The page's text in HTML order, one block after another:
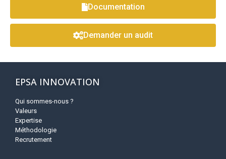
Documentation
Demander un audit
EPSA INNOVATION
Qui sommes-nous ?
Valeurs
Expertise
Méthodologie
Recrutement